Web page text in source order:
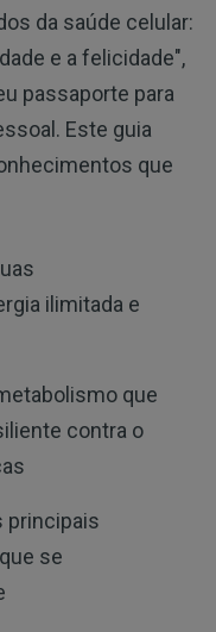
da saúde celular:
e a felicidade",
passaporte para
Este guia
que
ilimitada e
que
contra o
principais
se